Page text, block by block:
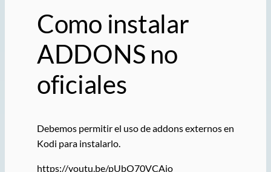
Como instalar
ADDONS no
oficiales
Debemos permitir el uso de addons externos en
Kodi para instalarlo.
https://youtu.be/pUbO70VCAio